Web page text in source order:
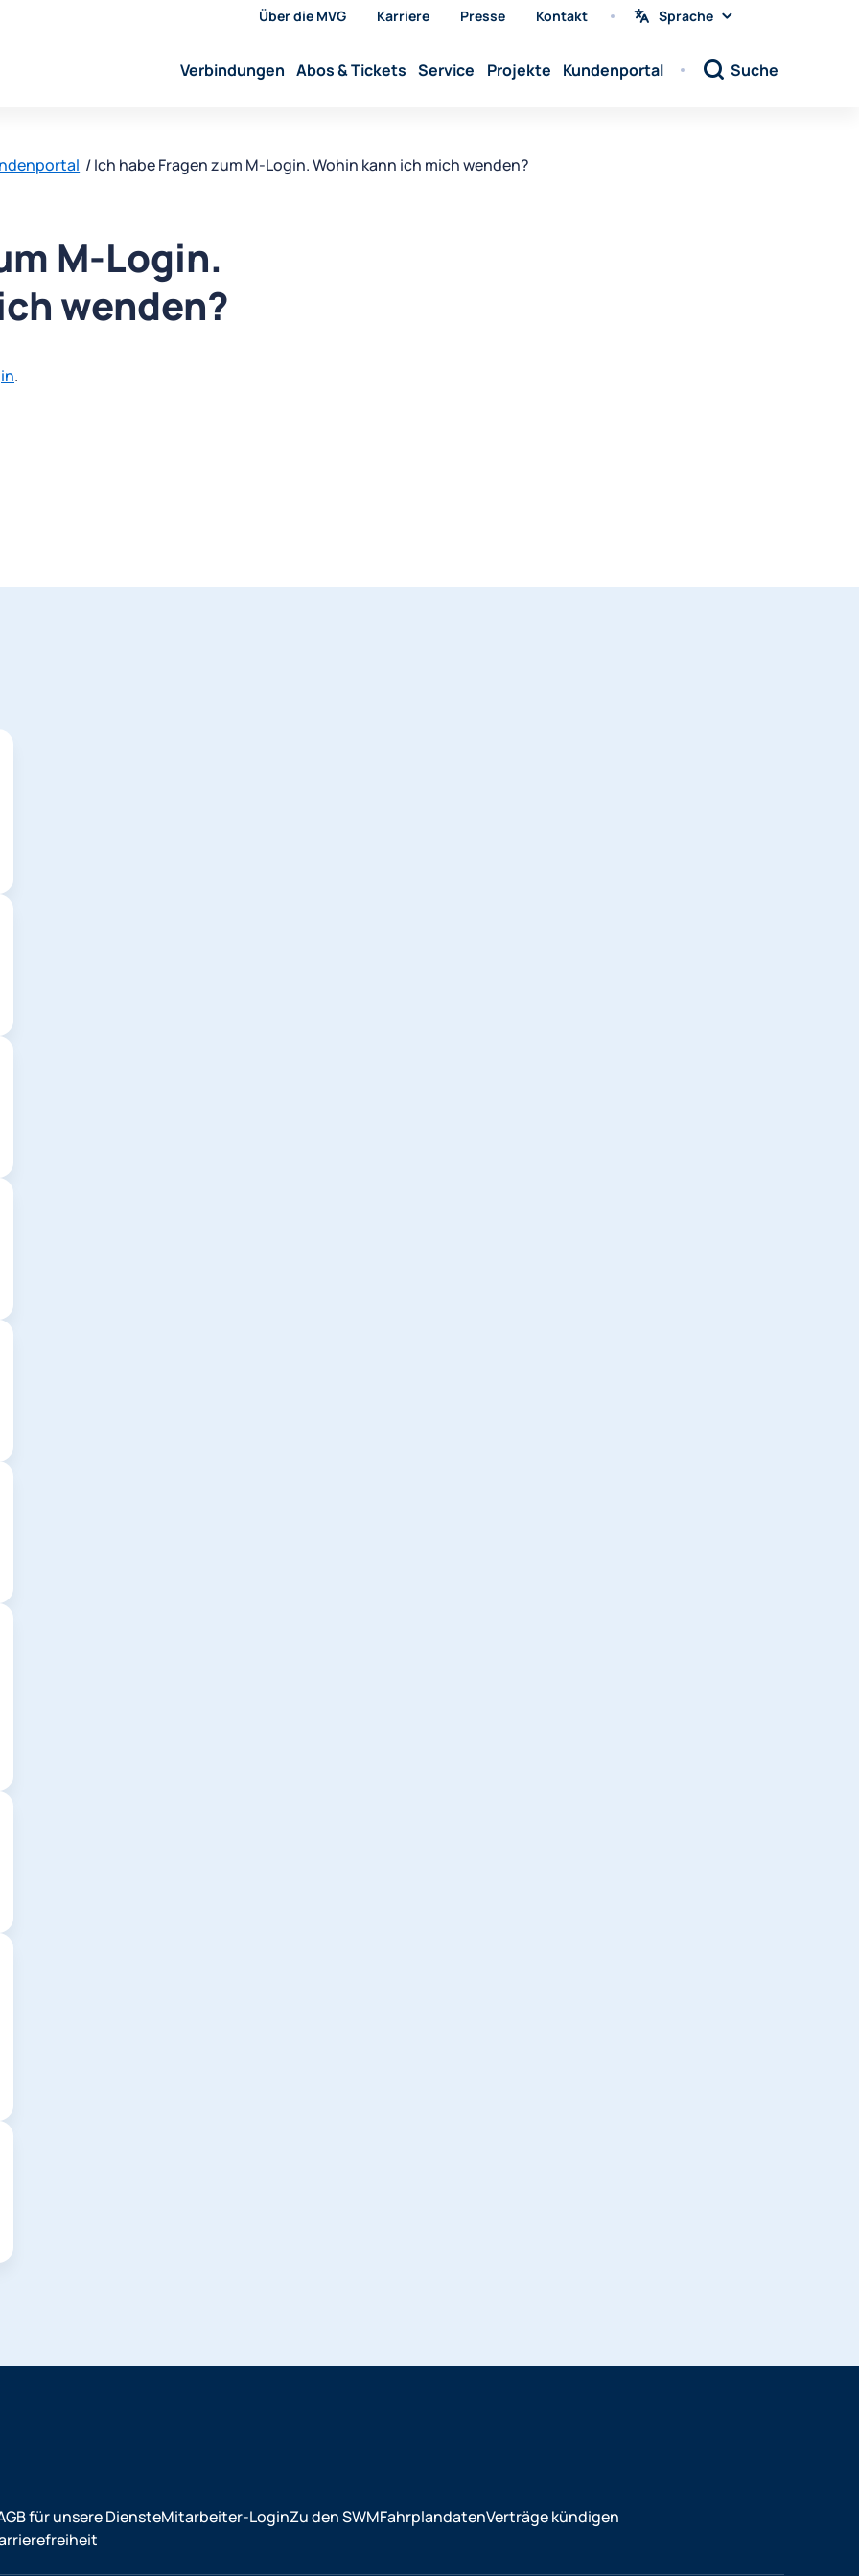
Über die MVG Karriere Presse Kontakt
Sprache
Sprache
Verbindungen Abos & Tickets Service Projekte Kundenportal Suche
Ich habe Fragen zum M-Login. Wohin kann ich mich wenden?
M-Login.
wenden?
.
für unsere DiensteMitarbeiter-LoginZu den SWMFahrplandatenVerträge kündigen